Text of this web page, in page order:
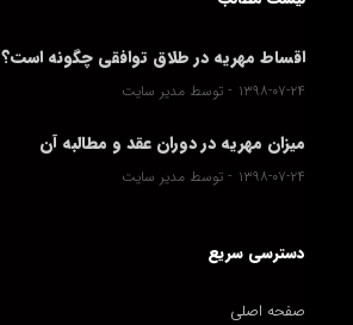
اقساط مهریه در طلاق توافقی چگونه است؟
۱۳۹۸-۰۷-۲۴ توسط مدیر سایت
میزان مهریه در دوران عقد و مطالبه آن
۱۳۹۸-۰۷-۲۴ توسط مدیر سایت
دسترسی سریع
صفحه اصلی